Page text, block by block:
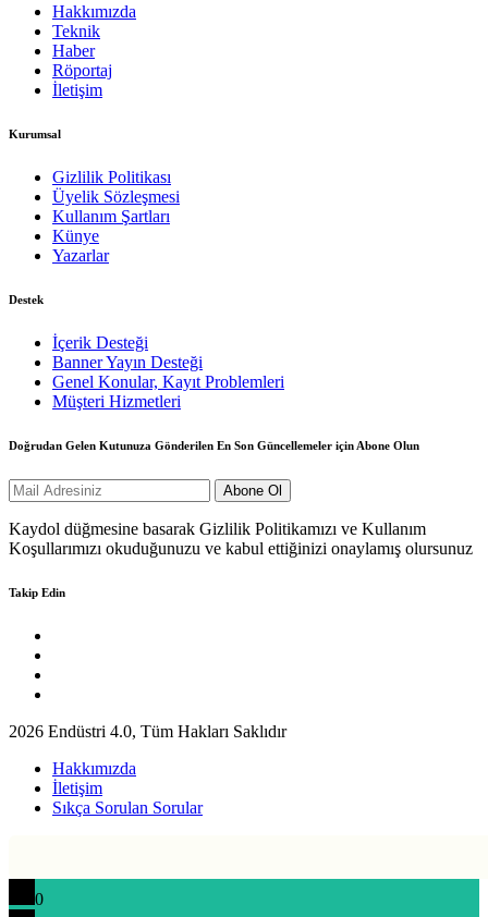
Hakkımızda
Teknik
Haber
Röportaj
İletişim
Kurumsal
Gizlilik Politikası
Üyelik Sözleşmesi
Kullanım Şartları
Künye
Yazarlar
Destek
İçerik Desteği
Banner Yayın Desteği
Genel Konular, Kayıt Problemleri
Müşteri Hizmetleri
Doğrudan Gelen Kutunuza Gönderilen En Son Güncellemeler için Abone Olun
Kaydol düğmesine basarak Gizlilik Politikamızı ve Kullanım
Koşullarımızı okuduğunuzu ve kabul ettiğinizi onaylamış olursunuz
Takip Edin
2026 Endüstri 4.0, Tüm Hakları Saklıdır
Hakkımızda
İletişim
Sıkça Sorulan Sorular
0